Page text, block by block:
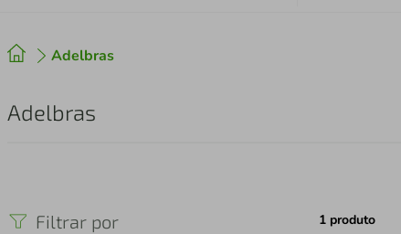
Adelbras
Adelbras
Filtrar por 1 produto